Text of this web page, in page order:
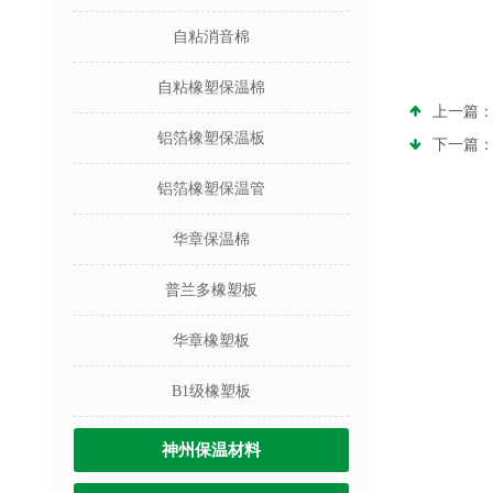
自粘消音棉
自粘橡塑保温棉
铝箔橡塑保温板
铝箔橡塑保温管
华章保温棉
普兰多橡塑板
华章橡塑板
B1级橡塑板
神州保温材料
上一篇：
下一篇：